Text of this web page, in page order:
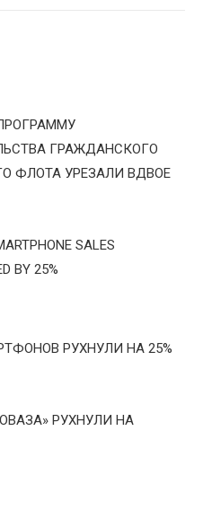
ГРАЖДАНСКОГО
ФЛОТА УРЕЗАЛИ ВДВОЕ
SALES
BY 25%
РУХНУЛИ НА 25%
РУХНУЛИ НА